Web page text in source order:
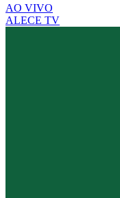
AO VIVO
ALECE TV